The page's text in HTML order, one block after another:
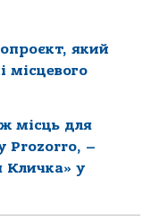
який
місцевого
місць для
Prozorro, –
Кличка» у